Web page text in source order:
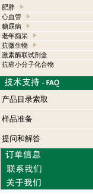
肥胖
心血管
糖尿病
老年痴呆
抗微生物
激素酶联试剂盒
抗癌小分子化合物
产品目录索取
样品准备
提问和解答